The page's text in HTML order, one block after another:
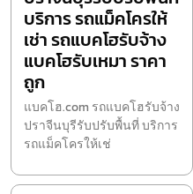
บริการ รถแม็คโครให้
เช่า รถแบคโฮรับจ้าง
แบคโฮรับเหมา ราคา
ถูก
แบคโฮ.com รถแบคโฮรับจ้าง
ปราจีนบุรีรับปรับพื้นที่ บริการ
รถแม็คโครให้เช่